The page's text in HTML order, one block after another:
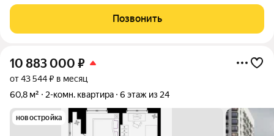
Позвонить
10 883 000 ₽
от 43 544 ₽ в месяц
60,8 м²
2-комн. квартира 6 этаж из 24
новостройка